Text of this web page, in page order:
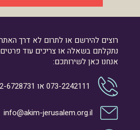
רוצים להירשם או לתרום לא דרך
נתקלתם בשאלה או צריכים עוד
אנחנו כאן לשירותכם:
073-2242111או 6728731
info@akim-jerusalem.org.il